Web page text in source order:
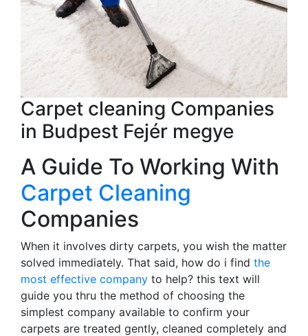
Carpet cleaning Companies
in Budpest Fejér megye
A Guide To Working With
Carpet Cleaning
Companies
When it involves dirty carpets, you wish the matter
solved immediately. That said, how do i find the
most effective company to help? this text will
guide you thru the method of choosing the
simplest company available to confirm your
carpets are treated gently, cleaned completely and